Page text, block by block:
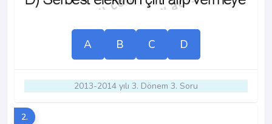
A B C D
2013-2014 yılı 3. Dönem 3. Soru
2.